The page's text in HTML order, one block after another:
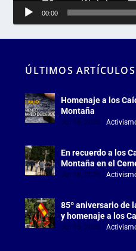
00:00
ÚLTIMOS ARTÍCULOS
Homenaje a los
Montaña
Jul 18, 2026 |
En recuerdo a los
Montaña en el
Jul 18, 2026 |
85º aniversario de
y homenaje a los
Jul 15, 2026 |